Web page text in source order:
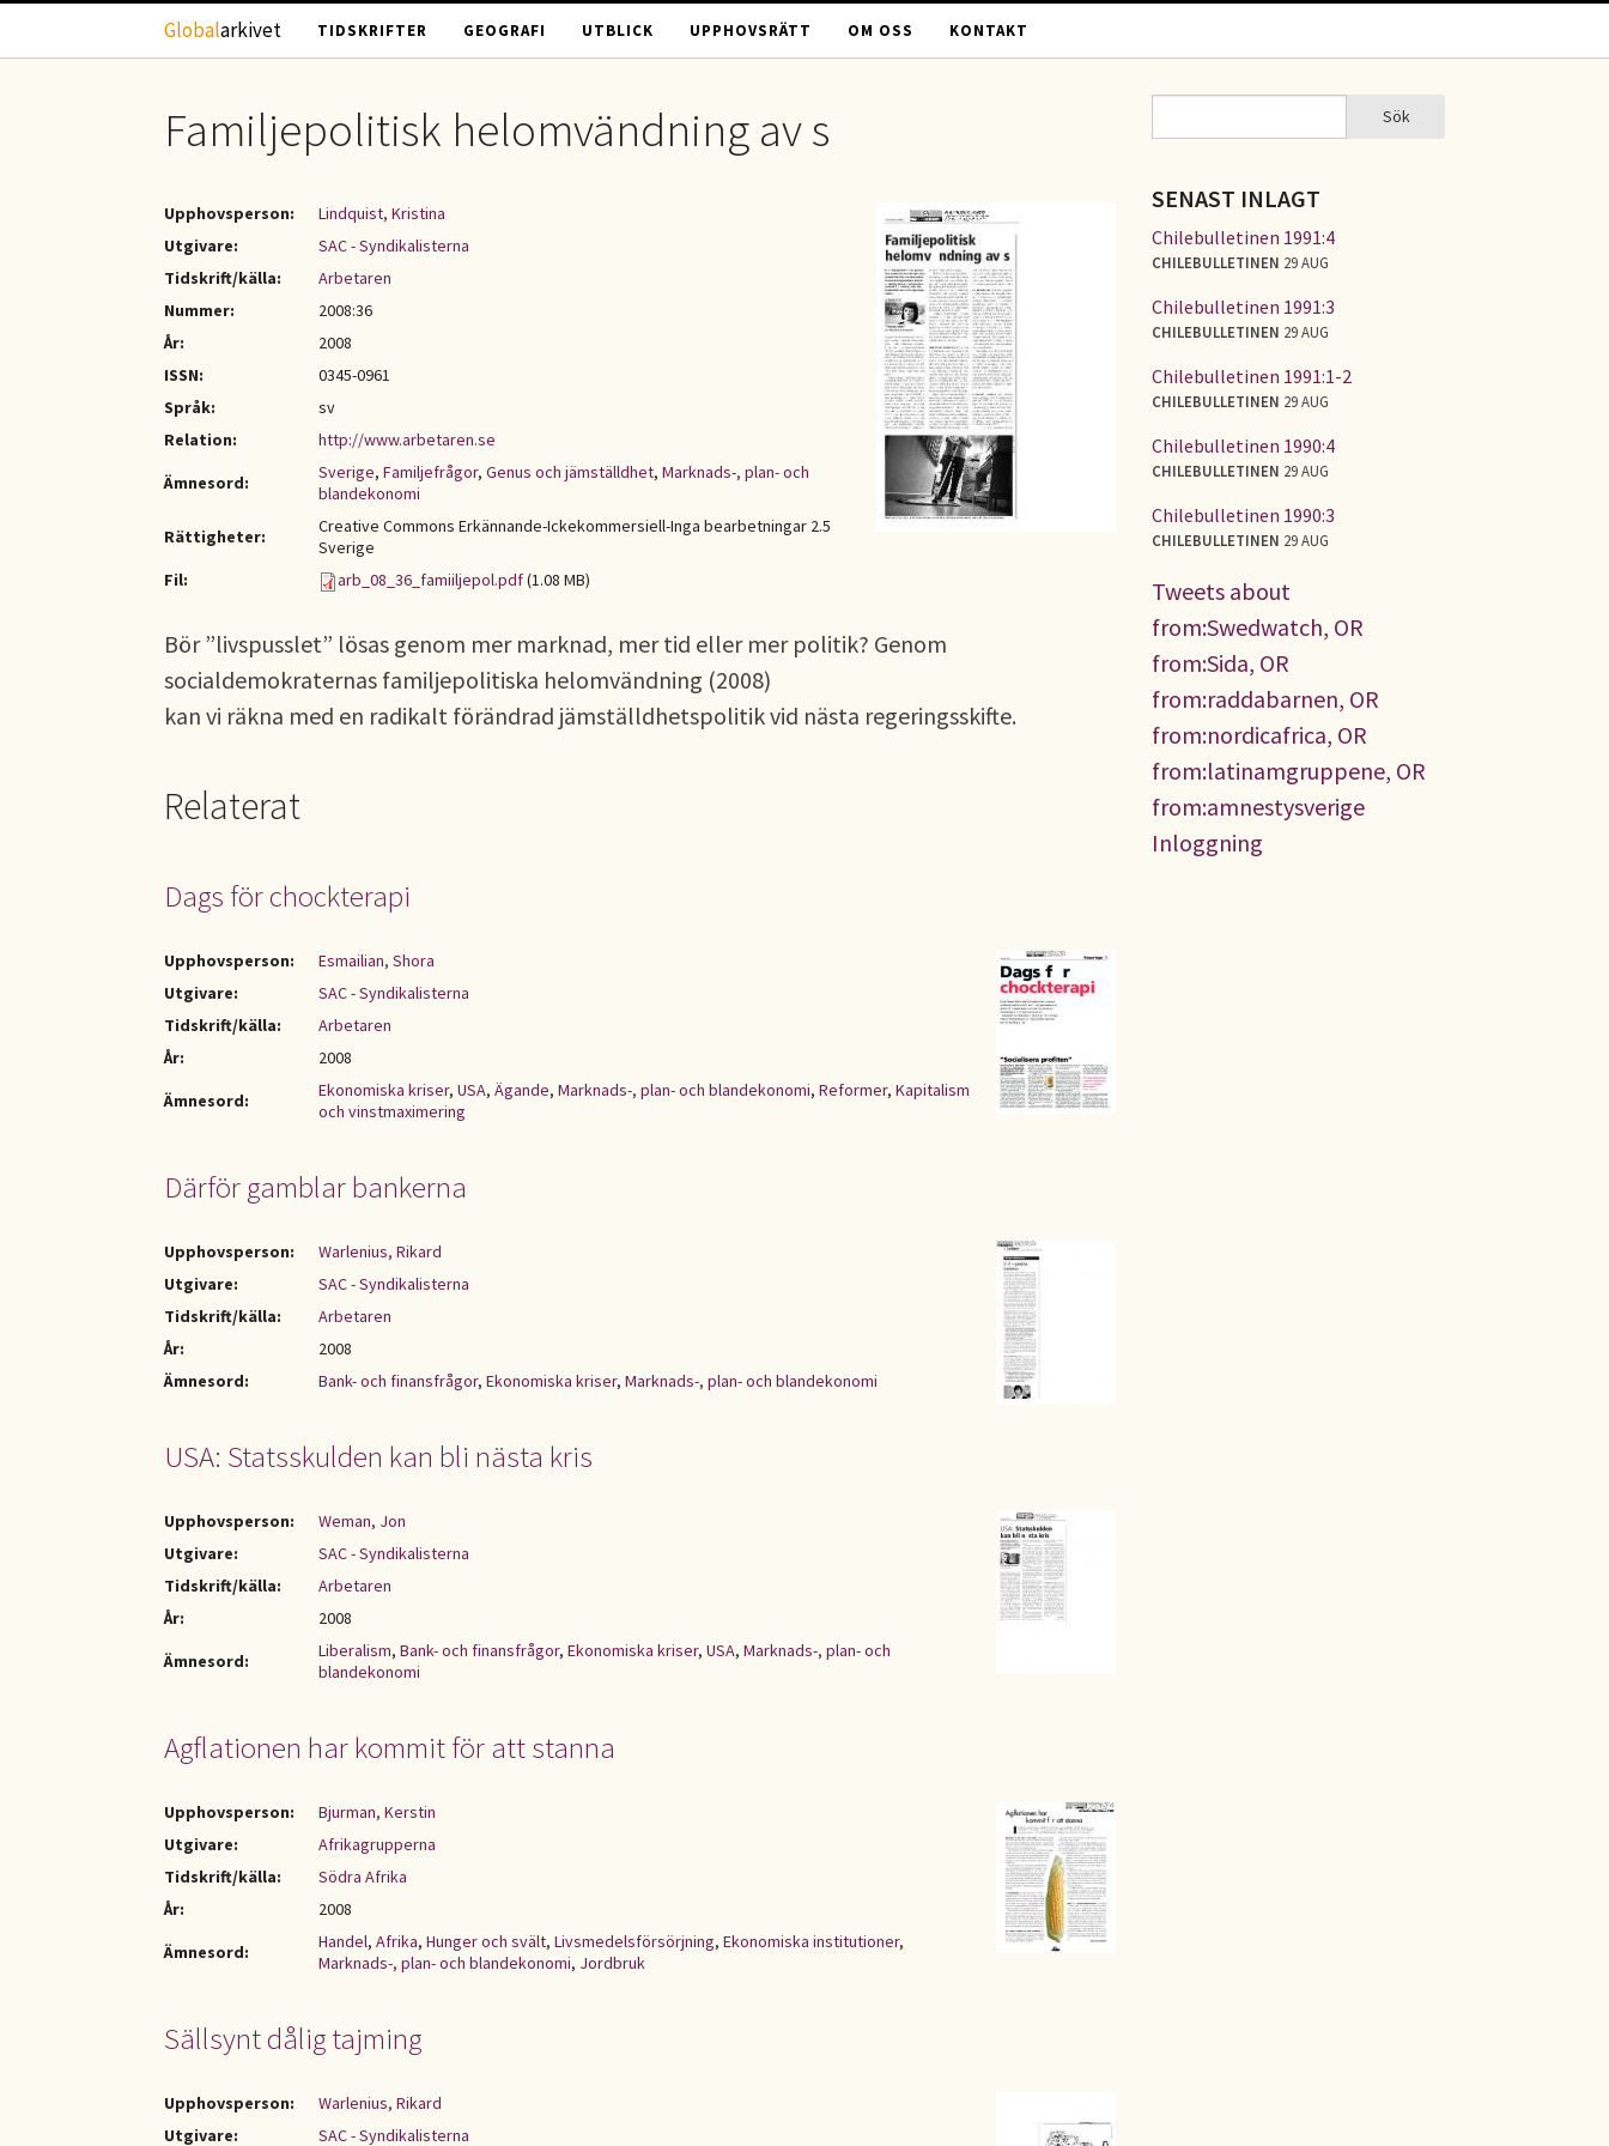
Hoppa till huvudinnehåll
Globalarkivet TIDSKRIFTER GEOGRAFI UTBLICK UPPHOVSRÄTT OM OSS KONTAKT
Familjepolitisk helomvändning av s
Upphovsperson:
Lindquist, Kristina
Utgivare:
SAC - Syndikalisterna
Tidskrift/källa:
Arbetaren
Nummer:
2008:36
År:
2008
ISSN:
0345-0961
Språk:
sv
Relation:
http://www.arbetaren.se
Ämnesord:
Sverige, Familjefrågor, Genus och jämställdhet, Marknads-, plan- och
blandekonomi
Rättigheter:
Creative Commons Erkännande-Ickekommersiell-Inga bearbetningar 2.5
Sverige
Fil:
arb_08_36_famiiljepol.pdf(1.08 MB)
Bör ”livspusslet” lösas genom mer marknad, mer tid eller mer politik? Genom
socialdemokraternas familjepolitiska helomvändning (2008)
kan vi räkna med en radikalt förändrad jämställdhetspolitik vid nästa regeringsskifte.
Relaterat
Dags för chockterapi
Upphovsperson:
Esmailian, Shora
Utgivare:
SAC - Syndikalisterna
Tidskrift/källa:
Arbetaren
År:
2008
Ämnesord:
Ekonomiska kriser, USA, Ägande, Marknads-, plan- och blandekonomi, Reformer, Kapitalism
och vinstmaximering
Därför gamblar bankerna
Upphovsperson:
Warlenius, Rikard
Utgivare:
SAC - Syndikalisterna
Tidskrift/källa:
Arbetaren
År:
2008
Ämnesord:
Bank- och finansfrågor, Ekonomiska kriser, Marknads-, plan- och blandekonomi
USA: Statsskulden kan bli nästa kris
Upphovsperson:
Weman, Jon
Utgivare:
SAC - Syndikalisterna
Tidskrift/källa:
Arbetaren
År:
2008
Ämnesord:
Liberalism, Bank- och finansfrågor, Ekonomiska kriser, USA, Marknads-, plan- och
blandekonomi
Agflationen har kommit för att stanna
Upphovsperson:
Bjurman, Kerstin
Utgivare:
Afrikagrupperna
Tidskrift/källa:
Södra Afrika
År:
2008
Ämnesord:
Handel, Afrika, Hunger och svält, Livsmedelsförsörjning, Ekonomiska institutioner,
Marknads-, plan- och blandekonomi, Jordbruk
Sällsynt dålig tajming
Upphovsperson:
Warlenius, Rikard
Utgivare:
SAC - Syndikalisterna
SÖKFORMULÄR Sök
SENAST INLAGT
Chilebulletinen 1991:4
CHILEBULLETINEN 29 AUG
Chilebulletinen 1991:3
CHILEBULLETINEN 29 AUG
Chilebulletinen 1991:1-2
CHILEBULLETINEN 29 AUG
Chilebulletinen 1990:4
CHILEBULLETINEN 29 AUG
Chilebulletinen 1990:3
CHILEBULLETINEN 29 AUG
Tweets about
from:Swedwatch, OR
from:Sida, OR
from:raddabarnen, OR
from:nordicafrica, OR
from:latinamgruppene, OR
from:amnestysverige
Inloggning